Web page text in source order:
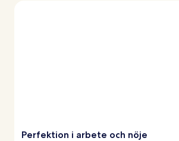
Perfektion i arbete och nöje